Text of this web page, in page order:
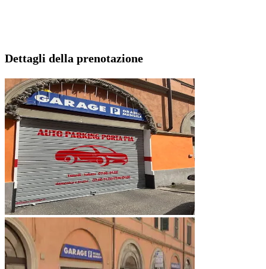
Dettagli della prenotazione